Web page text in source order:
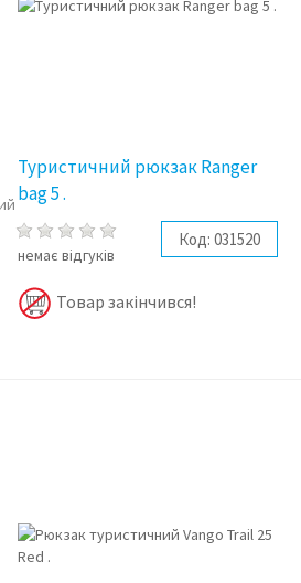
Туристичний рюкзак Ranger
bag 5 .
немає відгуків
Код: 031520
Товар закінчився!